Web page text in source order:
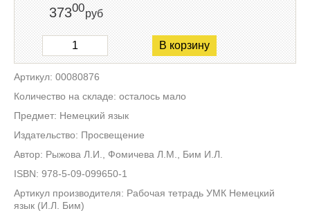
37300руб
В корзину
Артикул: 00080876
Количество на складе: осталось мало
Предмет: Немецкий язык
Издательство: Просвещение
Автор: Рыжова Л.И., Фомичева Л.М., Бим И.Л.
ISBN: 978-5-09-099650-1
Артикул производителя: Рабочая тетрадь УМК Немецкий
язык (И.Л. Бим)